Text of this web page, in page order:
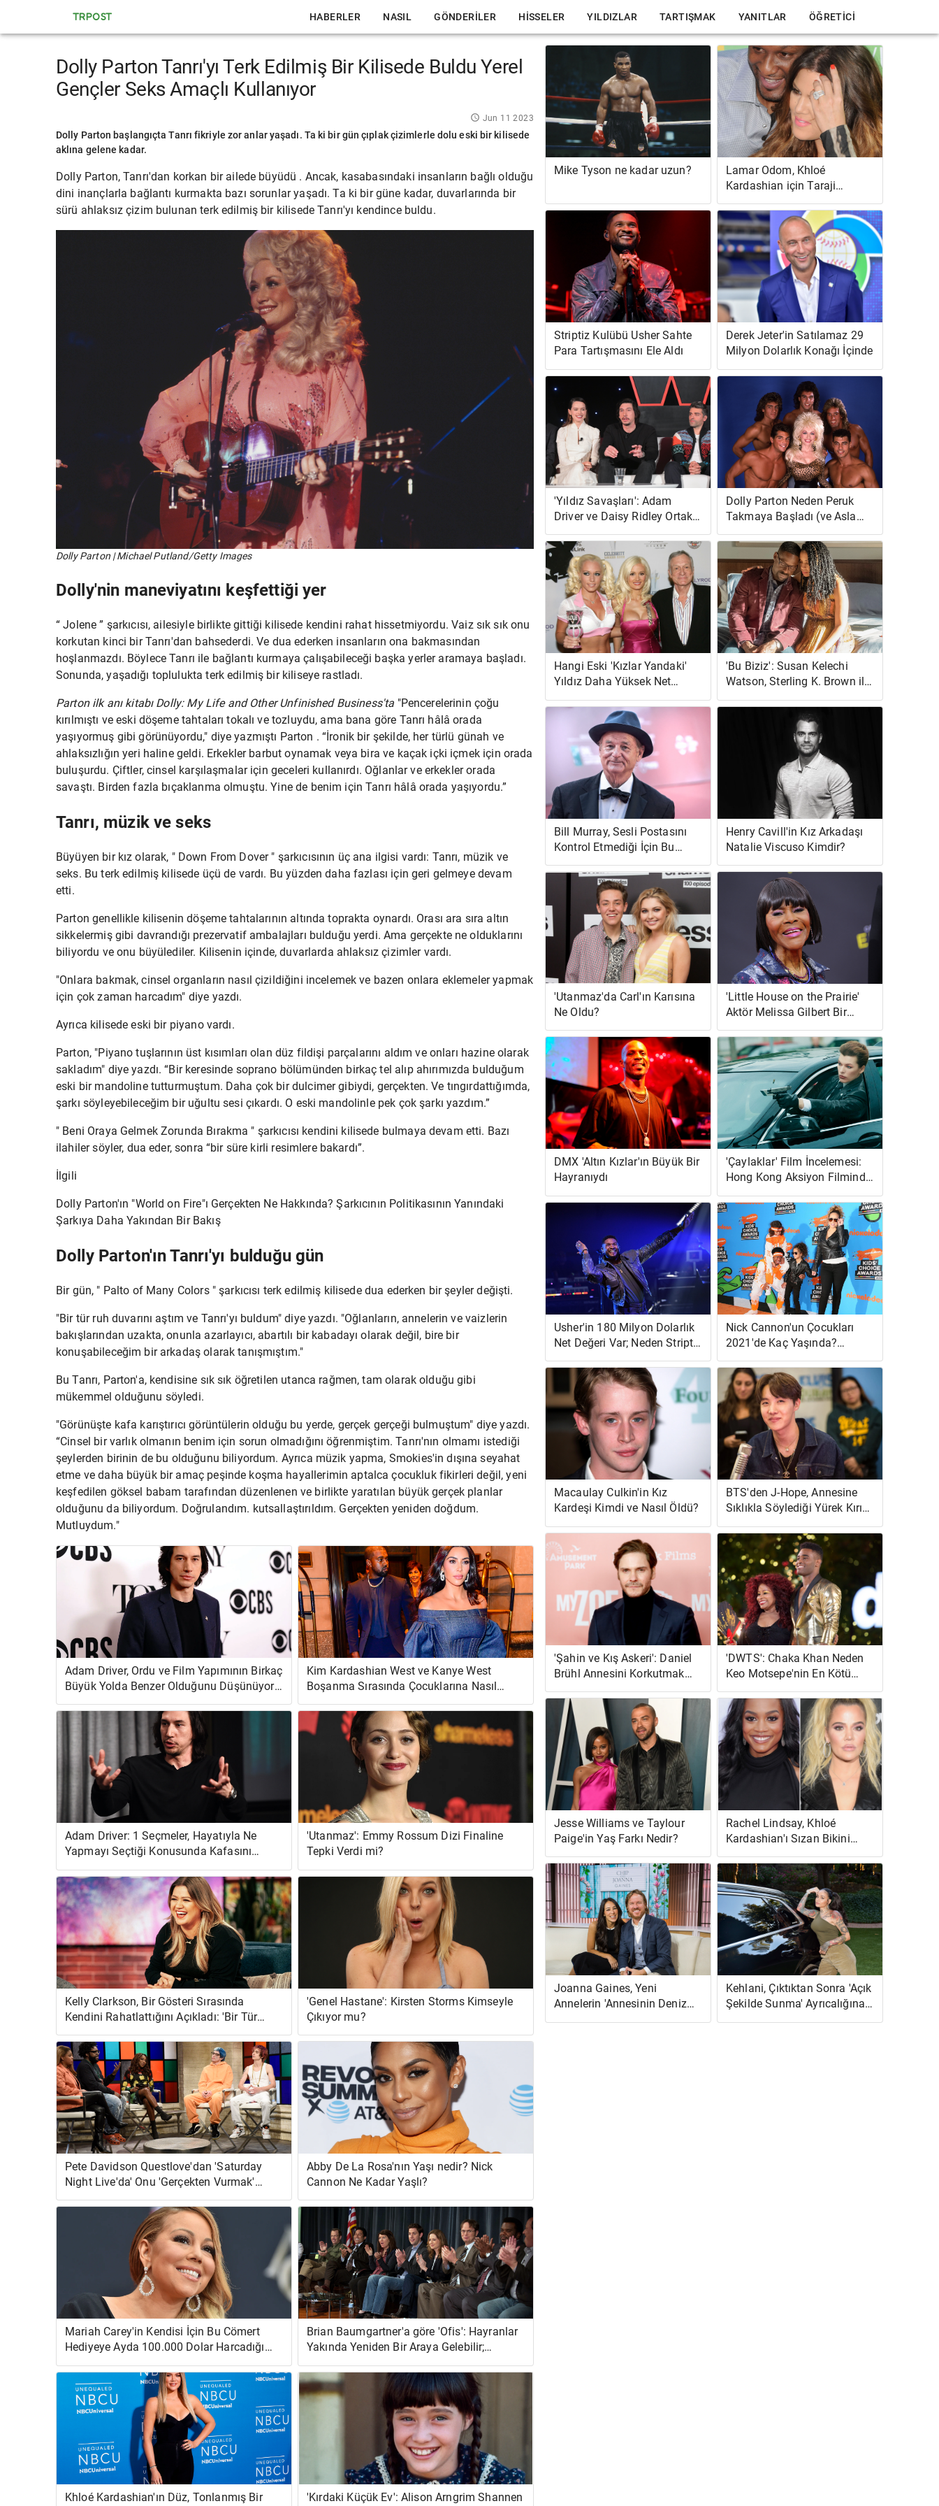
TRPOST HABERLER NASIL GÖNDERILER HISSELER YILDIZLAR TARTIŞMAK YANITLAR ÖĞRETICI
Dolly Parton Tanrı'yı ​​Terk Edilmiş Bir Kilisede Buldu Yerel
Gençler Seks Amaçlı Kullanıyor
Jun 11 2023
Dolly Parton başlangıçta Tanrı fikriyle zor anlar yaşadı. Ta ki bir gün çıplak çizimlerle dolu eski bir kilisede
aklına gelene kadar.
Dolly Parton,Tanrı'dan korkan bir ailede büyüdü . Ancak, kasabasındaki insanların bağlı olduğu
dini inançlarla bağlantı kurmakta bazı sorunlar yaşadı. Ta ki bir güne kadar, duvarlarında bir
sürü ahlaksız çizim bulunan terk edilmiş bir kilisede Tanrı'yı ​​kendince buldu.
Dolly Parton | Michael Putland/Getty Images
Dolly'nin maneviyatını keşfettiği yer
“Jolene ” şarkıcısı, ailesiyle birlikte gittiği kilisede kendini rahat hissetmiyordu. Vaiz sık sık onu
korkutan kinci bir Tanrı'dan bahsederdi. Ve dua ederken insanların ona bakmasından
hoşlanmazdı. Böylece Tanrı ile bağlantı kurmaya çalışabileceği başka yerler aramaya başladı.
Sonunda, yaşadığı toplulukta terk edilmiş bir kiliseye rastladı.
Parton ilk anı kitabı Dolly: My Life and Other Unfinished Business'ta "Pencerelerinin çoğu
kırılmıştı ve eski döşeme tahtaları tokalı ve tozluydu, ama bana göre Tanrı hâlâ orada
yaşıyormuş gibi görünüyordu," diye yazmıştı Parton . “İronik bir şekilde, her türlü günah ve
ahlaksızlığın yeri haline geldi. Erkekler barbut oynamak veya bira ve kaçak içki içmek için orada
buluşurdu. Çiftler, cinsel karşılaşmalar için geceleri kullanırdı. Oğlanlar ve erkekler orada
savaştı. Birden fazla bıçaklanma olmuştu. Yine de benim için Tanrı hâlâ orada yaşıyordu.”
Tanrı, müzik ve seks
Büyüyen bir kız olarak, " Down From Dover" şarkıcısının üç ana ilgisi vardı: Tanrı, müzik ve
seks. Bu terk edilmiş kilisede üçü de vardı. Bu yüzden daha fazlası için geri gelmeye devam
etti.
Parton genellikle kilisenin döşeme tahtalarının altında toprakta oynardı. Orası ara sıra altın
sikkelermiş gibi davrandığı prezervatif ambalajları bulduğu yerdi. Ama gerçekte ne olduklarını
biliyordu ve onu büyülediler. Kilisenin içinde, duvarlarda ahlaksız çizimler vardı.
"Onlara bakmak, cinsel organların nasıl çizildiğini incelemek ve bazen onlara eklemeler yapmak
için çok zaman harcadım" diye yazdı.
Ayrıca kilisede eski bir piyano vardı.
Parton, "Piyano tuşlarının üst kısımları olan düz fildişi parçalarını aldım ve onları hazine olarak
sakladım" diye yazdı. “Bir keresinde soprano bölümünden birkaç tel alıp ahırımızda bulduğum
eski bir mandoline tutturmuştum. Daha çok bir dulcimer gibiydi, gerçekten. Ve tıngırdattığımda,
şarkı söyleyebileceğim bir uğultu sesi çıkardı. O eski mandolinle pek çok şarkı yazdım.”
" Beni Oraya Gelmek Zorunda Bırakma " şarkıcısı kendini kilisede bulmaya devam etti. Bazı
ilahiler söyler, dua eder, sonra “bir süre kirli resimlere bakardı”.
İlgili
Dolly Parton'ın "World on Fire"ı Gerçekten Ne Hakkında? Şarkıcının Politikasının Yanındaki
Şarkıya Daha Yakından Bir Bakış
Dolly Parton'ın Tanrı'yı ​​bulduğu gün
Bir gün, " Palto of Many Colors" şarkıcısı terk edilmiş kilisede dua ederken bir şeyler değişti.
"Bir tür ruh duvarını aştım ve Tanrı'yı ​​buldum" diye yazdı. "Oğlanların, annelerin ve vaizlerin
bakışlarından uzakta, onunla azarlayıcı, abartılı bir kabadayı olarak değil, bire bir
konuşabileceğim bir arkadaş olarak tanışmıştım."
Bu Tanrı, Parton'a, kendisine sık sık öğretilen utanca rağmen, tam olarak olduğu gibi
mükemmel olduğunu söyledi.
"Görünüşte kafa karıştırıcı görüntülerin olduğu bu yerde, gerçek gerçeği bulmuştum" diye yazdı.
“Cinsel bir varlık olmanın benim için sorun olmadığını öğrenmiştim. Tanrı'nın olmamı istediği
şeylerden birinin de bu olduğunu biliyordum. Ayrıca müzik yapma, Smokies'in dışına seyahat
etme ve daha büyük bir amaç peşinde koşma hayallerimin aptalca çocukluk fikirleri değil, yeni
keşfedilen göksel babam tarafından düzenlenen ve birlikte yaratılan büyük gerçek planlar
olduğunu da biliyordum. Doğrulandım. kutsallaştırıldım. Gerçekten yeniden doğdum.
Mutluydum."
Adam Driver, Ordu ve Film Yapımının Birkaç
Büyük Yolda Benzer Olduğunu Düşünüyor -
'Süreç Tam Olarak Aynı'
Kim Kardashian West ve Kanye West
Boşanma Sırasında Çocuklarına Nasıl
Ebeveynlik Ediyor?
Adam Driver: 1 Seçmeler, Hayatıyla Ne
Yapmayı Seçtiği Konusunda Kafasını
Karıştırdı
'Utanmaz': Emmy Rossum Dizi Finaline
Tepki Verdi mi?
Kelly Clarkson, Bir Gösteri Sırasında
Kendini Rahatlattığını Açıkladı: 'Bir Tür
Harap Olmuştum'
'Genel Hastane': Kirsten Storms Kimseyle
Çıkıyor mu?
Pete Davidson Questlove'dan 'Saturday
Night Live'da' Onu 'Gerçekten Vurmak'
İstiyor
Abby De La Rosa'nın Yaşı nedir? Nick
Cannon Ne Kadar Yaşlı?
Mariah Carey'in Kendisi İçin Bu Cömert
Hediyeye Ayda 100.000 Dolar Harcadığı
Bildirildi
Brian Baumgartner'a göre 'Ofis': Hayranlar
Yakında Yeniden Bir Araya Gelebilir;
'Gürlemeleri Duydum'
Khloé Kardashian'ın Düz, Tonlanmış Bir
'Kırdaki Küçük Ev': Alison Arngrim Shannen
Mike Tyson ne kadar uzun?
Lamar Odom, Khloé
Kardashian için Taraji
P.Henson'dan Ayrılmaya
İlişkin Pişmanlıklarını
Paylaştı
Striptiz Kulübü Usher Sahte
Para Tartışmasını Ele Aldı
Derek Jeter'in Satılamaz 29
Milyon Dolarlık Konağı İçinde
'Yıldız Savaşları': Adam
Driver ve Daisy Ridley Ortak 1
Uncanny Thing'i Paylaşıyor
Dolly Parton Neden Peruk
Takmaya Başladı (ve Asla
Durmadı)
Hangi Eski 'Kızlar Yandaki'
Yıldız Daha Yüksek Net
Değere Sahip: Kendra
Wilkinson veya Holly
Madison?
'Bu Biziz': Susan Kelechi
Watson, Sterling K. Brown ile
Çalışmak Hakkında Açılıyor
ve Kalbinizi Eriyecek
Bill Murray, Sesli Postasını
Kontrol Etmediği İçin Bu
İkonik Pixar Rolünü Kaybetti
Henry Cavill'in Kız Arkadaşı
Natalie Viscuso Kimdir?
'Utanmaz'da Carl'ın Karısına
Ne Oldu?
'Little House on the Prairie'
Aktör Melissa Gilbert Bir
Zamanlar Cicely Tyson'ın 'Bir
Yönetmeni Yüzüne Tokat Etti'
Dedi
DMX 'Altın Kızlar'ın Büyük Bir
Hayranıydı
'Çaylaklar' Film İncelemesi:
Hong Kong Aksiyon Filminde
Milla Jovovich
Usher'in 180 Milyon Dolarlık
Net Değeri Var; Neden Striptiz
Kulübüne Sahte Para
Fırlattığı İddiası?
Nick Cannon'un Çocukları
2021'de Kaç Yaşında?
Anneler Kimdir?
Macaulay Culkin'in Kız
Kardeşi Kimdi ve Nasıl Öldü?
BTS'den J-Hope, Annesine
Sıklıkla Söylediği Yürek Kırıcı
Bir Yalanı Açıkladı
'Şahin ve Kış Askeri': Daniel
Brühl Annesini Korkutmak
İçin Ölü Oynardı
'DWTS': Chaka Khan Neden
Keo Motsepe'nin En Kötü
Ünlü Ortağı Oldu
Jesse Williams ve Taylour
Paige'in Yaş Farkı Nedir?
Rachel Lindsay, Khloé
Kardashian'ı Sızan Bikini
Fotoğrafına Çarptı: 'Kendini
Kurban Yapıyor'
Joanna Gaines, Yeni
Annelerin 'Annesinin Deniz
Yosunu Çorbasına' İhtiyaç
Kehlani, Çıktıktan Sonra 'Açık
Şekilde Sunma' Ayrıcalığına
Sahip Olduğunu İddia Etti